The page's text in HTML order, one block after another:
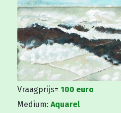
Vraagprijs= 100 euro
Medium: Aquarel